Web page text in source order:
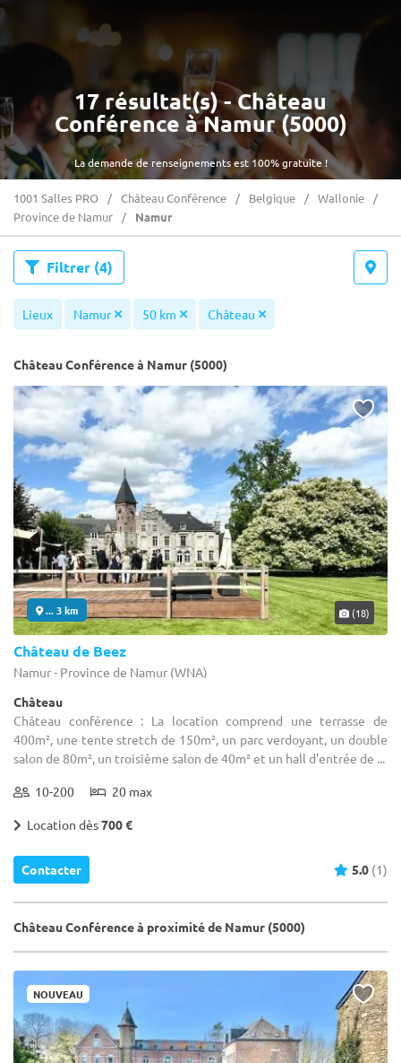
La demande de renseignements est 100% gratuite !
17 résultat(s) - Château
Conférence à Namur (5000)
1001 Salles PRO Château Conférence Belgique
Wallonie
Province de Namur
Namur
Filtrer (4)
Lieux Namur 50 km Château
Château Conférence à Namur (5000)
... 3 km (18)
Château de Beez
Namur - Province de Namur (WNA)
Château
Château conférence : La location comprend une terrasse de
400m², une tente stretch de 150m², un parc verdoyant, un double
salon de 80m², un troisième salon de 40m² et un hall d'entrée de ...
10-200 20 max
Location dès700 €
Contacter 5.0 (1)
Château Conférence à proximité de Namur (5000)
NOUVEAU